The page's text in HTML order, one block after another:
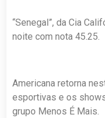
“Senegal”, da Cia
noite com nota 45.25.
Americana retorna
esportivas e os
grupo Menos É Mais.